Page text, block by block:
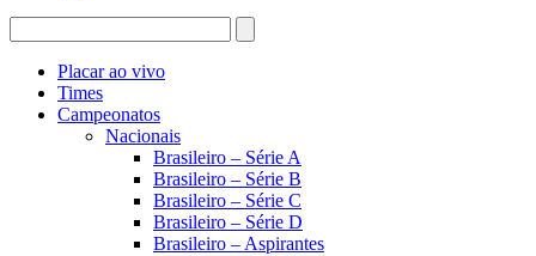
Placar ao vivo
Times
Campeonatos
Nacionais
Brasileiro – Série A
Brasileiro – Série B
Brasileiro – Série C
Brasileiro – Série D
Brasileiro – Aspirantes